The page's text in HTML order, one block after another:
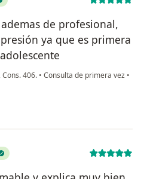
de profesional,
ya que es primera
Cons. 406. • Consulta de primera vez •